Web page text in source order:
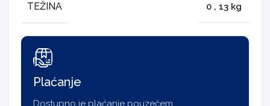
TEŽINA 0 , 13 kg
Plaćanje
Dostupno je plaćanje pouzećem.